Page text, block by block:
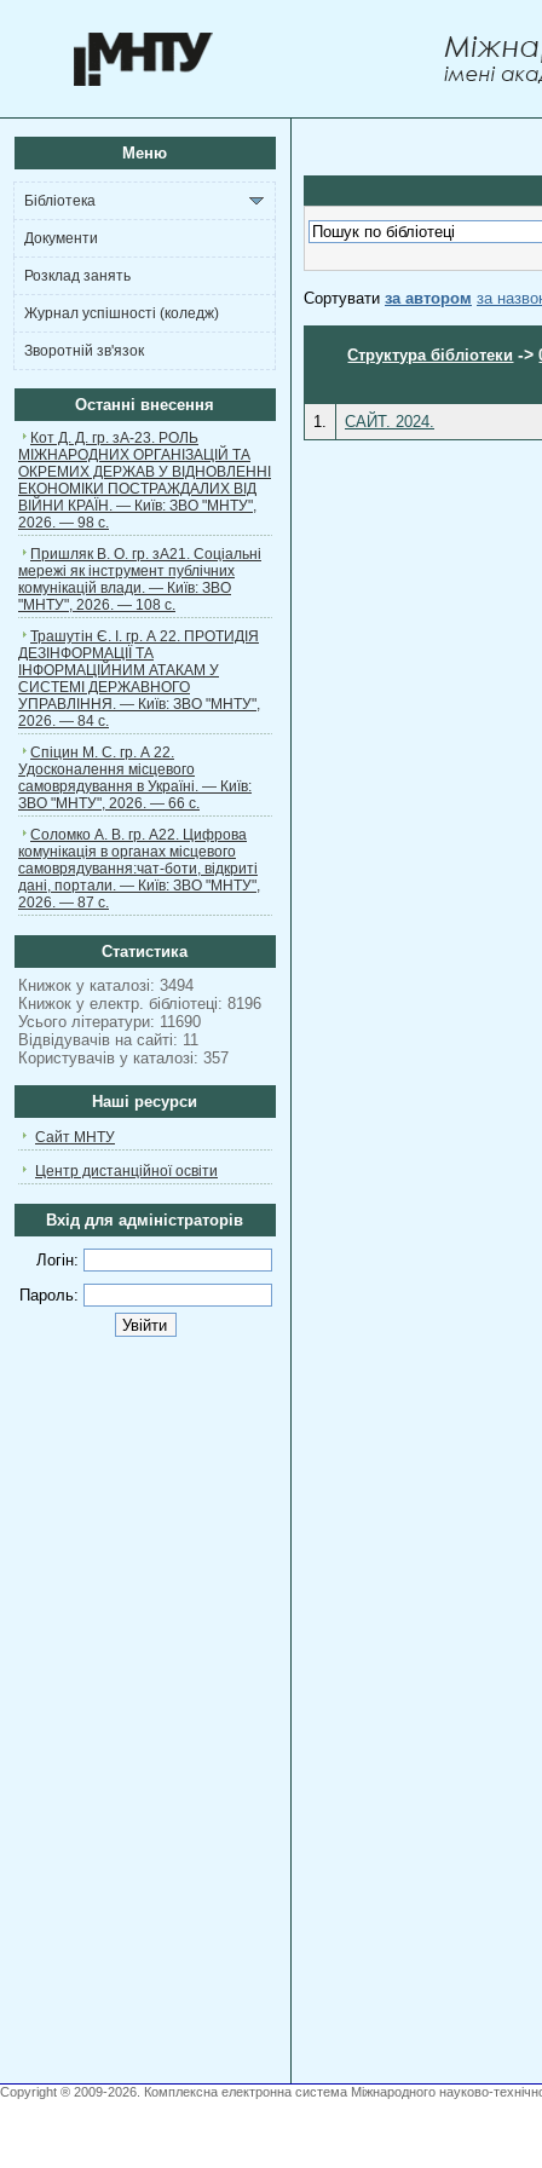
Меню
Бібліотека
Документи
Розклад занять
Журнал успішності (коледж)
Зворотній зв'язок
Останні внесення
Кот Д. Д. гр. зА-23. РОЛЬ
МІЖНАРОДНИХ ОРГАНІЗАЦІЙ ТА
ОКРЕМИХ ДЕРЖАВ У ВІДНОВЛЕННІ
ЕКОНОМІКИ ПОСТРАЖДАЛИХ ВІД
ВІЙНИ КРАЇН. — Київ: ЗВО "МНТУ",
2026. — 98 с.
Пришляк В. О. гр. зА21. Соціальні
мережі як інструмент публічних
комунікацій влади. — Київ: ЗВО
"МНТУ", 2026. — 108 с.
Трашутін Є. І. гр. А 22. ПРОТИДІЯ
ДЕЗІНФОРМАЦІЇ ТА
ІНФОРМАЦІЙНИМ АТАКАМ У
СИСТЕМІ ДЕРЖАВНОГО
УПРАВЛІННЯ. — Київ: ЗВО "МНТУ",
2026. — 84 с.
Спіцин М. С. гр. А 22.
Удосконалення місцевого
самоврядування в Україні. — Київ:
ЗВО "МНТУ", 2026. — 66 с.
Соломко А. В. гр. А22. Цифрова
комунікація в органах місцевого
самоврядування:чат-боти, відкриті
дані, портали. — Київ: ЗВО "МНТУ",
2026. — 87 с.
Статистика
Книжок у каталозі: 3494
Книжок у електр. бібліотеці: 8196
Усього літератури: 11690
Відвідувачів на сайті: 11
Користувачів у каталозі: 357
Наші ресурси
Сайт МНТУ
Центр дистанційної освіти
Вхід для адміністраторів
Логін:
Пароль:
Сортувати за автором за
Структура бібліотеки ->
1. САЙТ. 2024.
Copyright ® 2009-2026. Комплексна електронна система Міжнародного науково-